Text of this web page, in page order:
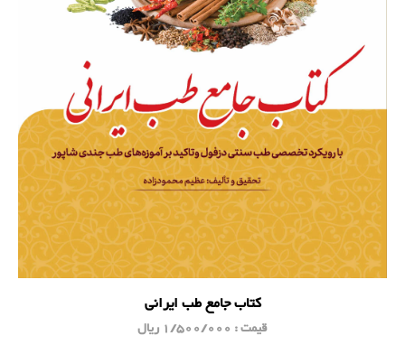
کتاب جامع طب ایرانی
قیمت : 1/500/000 ریال